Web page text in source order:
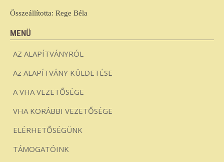
Összeállította: Rege Béla
MENÜ
AZ ALAPÍTVÁNYRÓL
Az ALAPÍTVÁNY KÜLDETÉSE
A VHA VEZETŐSÉGE
VHA KORÁBBI VEZETŐSÉGE
ELÉRHETŐSÉGÜNK
TÁMOGATÓINK